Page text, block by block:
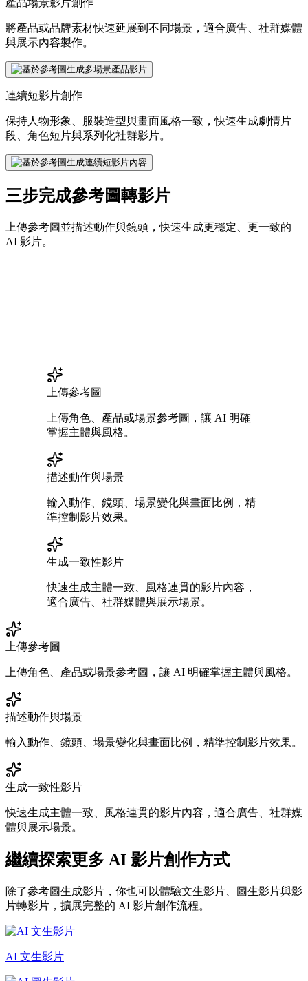
將產品或品牌素材快速延展到不同場景，適合廣告、社群媒體
與展示內容製作。
連續短影片創作
保持人物形象、服裝造型與畫面風格一致，快速生成劇情片
段、角色短片與系列化社群影片。
三步完成參考圖轉影片
上傳參考圖並描述動作與鏡頭，快速生成更穩定、更一致的
AI 影片。
上傳參考圖
上傳角色、產品或場景參考圖，讓 AI 明確
掌握主體與風格。
描述動作與場景
輸入動作、鏡頭、場景變化與畫面比例，精
準控制影片效果。
生成一致性影片
快速生成主體一致、風格連貫的影片內容，
適合廣告、社群媒體與展示場景。
上傳參考圖
上傳角色、產品或場景參考圖，讓 AI 明確掌握主體與風格。
描述動作與場景
輸入動作、鏡頭、場景變化與畫面比例，精準控制影片效果。
生成一致性影片
快速生成主體一致、風格連貫的影片內容，適合廣告、社群媒
體與展示場景。
繼續探索更多 AI 影片創作方式
除了參考圖生成影片，你也可以體驗文生影片、圖生影片與影
片轉影片，擴展完整的 AI 影片創作流程。
AI 文生影片